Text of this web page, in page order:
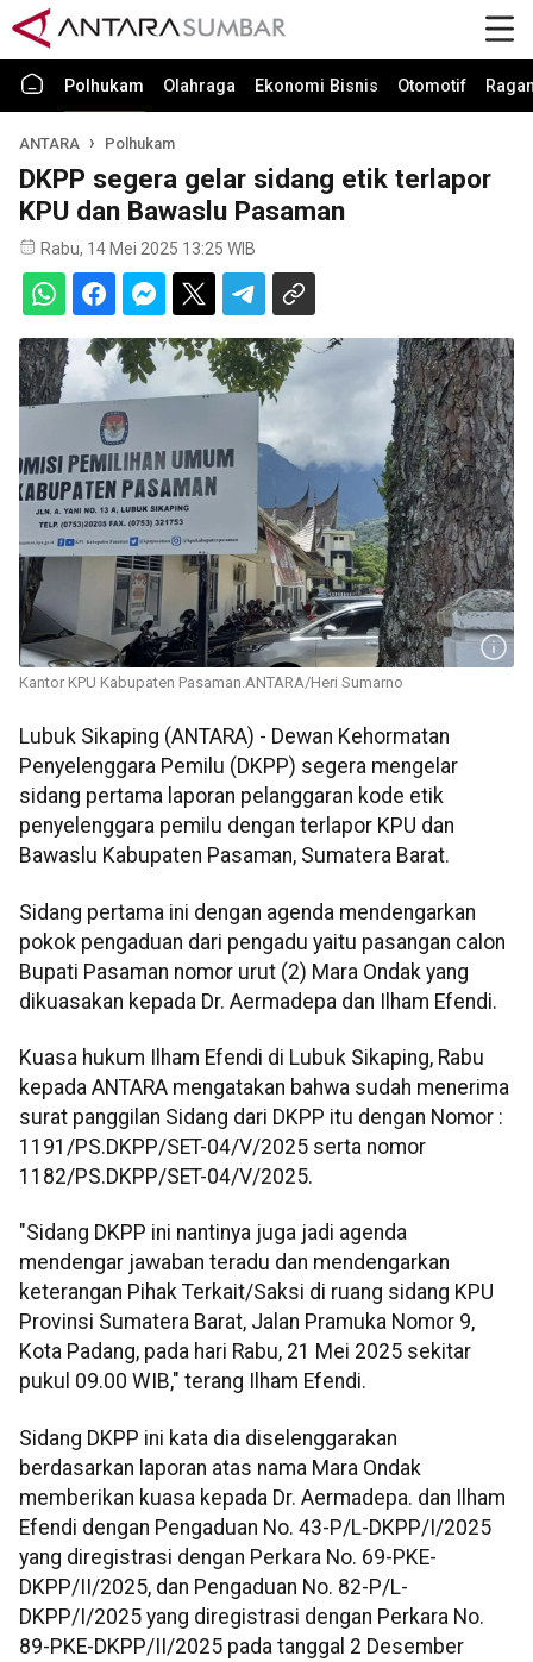
Polhukam Olahraga Ekonomi Bisnis Otomotif
ANTARA Polhukam
DKPP segera gelar sidang etik terlapor
KPU dan Bawaslu Pasaman
Rabu, 14 Mei 2025 13:25 WIB
Kantor KPU Kabupaten Pasaman.ANTARA/Heri Sumarno
Lubuk Sikaping (ANTARA) - Dewan Kehormatan
Penyelenggara Pemilu (DKPP) segera mengelar
sidang pertama laporan pelanggaran kode etik
penyelenggara pemilu dengan terlapor KPU dan
Bawaslu Kabupaten Pasaman, Sumatera Barat.
Sidang pertama ini dengan agenda mendengarkan
pokok pengaduan dari pengadu yaitu pasangan calon
Bupati Pasaman nomor urut (2) Mara Ondak yang
dikuasakan kepada Dr. Aermadepa dan Ilham Efendi.
Kuasa hukum Ilham Efendi di Lubuk Sikaping, Rabu
kepada ANTARA mengatakan bahwa sudah menerima
surat panggilan Sidang dari DKPP itu dengan Nomor :
1191/PS.DKPP/SET-04/V/2025 serta nomor
1182/PS.DKPP/SET-04/V/2025.
"Sidang DKPP ini nantinya juga jadi agenda
mendengar jawaban teradu dan mendengarkan
keterangan Pihak Terkait/Saksi di ruang sidang KPU
Provinsi Sumatera Barat, Jalan Pramuka Nomor 9,
Kota Padang, pada hari Rabu, 21 Mei 2025 sekitar
pukul 09.00 WIB," terang Ilham Efendi.
Sidang DKPP ini kata dia diselenggarakan
berdasarkan laporan atas nama Mara Ondak
memberikan kuasa kepada Dr. Aermadepa. dan Ilham
Efendi dengan Pengaduan No. 43-P/L-DKPP/I/2025
yang diregistrasi dengan Perkara No. 69-PKE-
DKPP/II/2025, dan Pengaduan No. 82-P/L-
DKPP/I/2025 yang diregistrasi dengan Perkara No.
89-PKE-DKPP/II/2025 pada tanggal 2 Desember